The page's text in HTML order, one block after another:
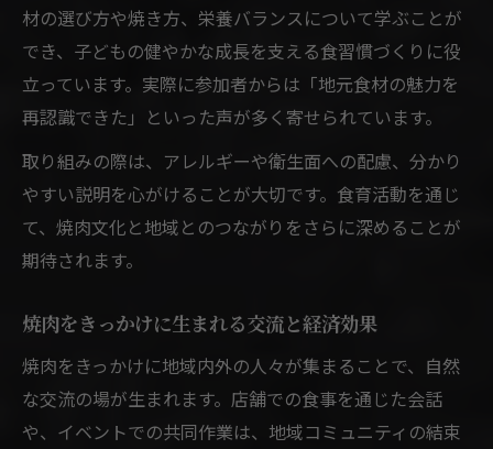
材の選び方や焼き方、栄養バランスについて学ぶことが
でき、子どもの健やかな成長を支える食習慣づくりに役
立っています。実際に参加者からは「地元食材の魅力を
再認識できた」といった声が多く寄せられています。
取り組みの際は、アレルギーや衛生面への配慮、分かり
やすい説明を心がけることが大切です。食育活動を通じ
て、焼肉文化と地域とのつながりをさらに深めることが
期待されます。
焼肉をきっかけに生まれる交流と経済効果
焼肉をきっかけに地域内外の人々が集まることで、自然
な交流の場が生まれます。店舗での食事を通じた会話
や、イベントでの共同作業は、地域コミュニティの結束